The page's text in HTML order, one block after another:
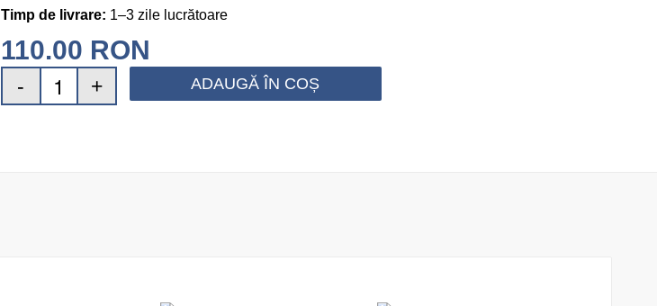
Timp de livrare: 1–3 zile lucrătoare
110.00 RON
ADAUGĂ ÎN COȘ